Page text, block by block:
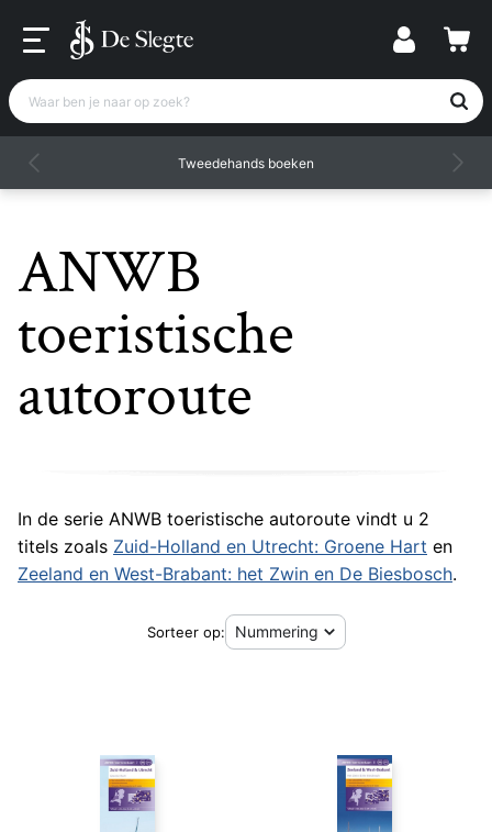
Waar ben je naar op zoek?
Tweedehands boeken
ANWB
toeristische
autoroute
In de serie ANWB toeristische autoroute vindt u 2
titels zoals Zuid-Holland en Utrecht: Groene Hart en
Zeeland en West-Brabant: het Zwin en De Biesbosch.
Sorteer op: